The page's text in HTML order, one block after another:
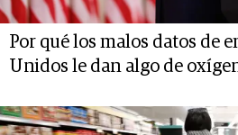
Por qué los malos datos de
Unidos le dan algo de